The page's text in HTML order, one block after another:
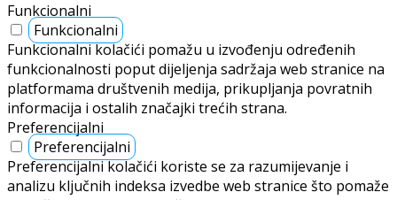
Funkcionalni
Funkcionalni
Funkcionalni kolačići pomažu u izvođenju određenih
funkcionalnosti poput dijeljenja sadržaja web stranice na
platformama društvenih medija, prikupljanja povratnih
informacija i ostalih značajki trećih strana.
Preferencijalni
Preferencijalni
Preferencijalni kolačići koriste se za razumijevanje i
analizu ključnih indeksa izvedbe web stranice što pomaže